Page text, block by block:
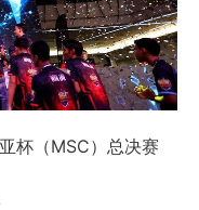
杯（MSC）总决赛